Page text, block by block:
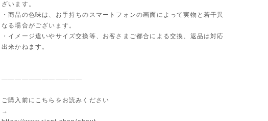
ざいます。
・商品の色味は、お手持ちのスマートフォンの画面によって実物と若干異
なる場合がございます。
・イメージ違いやサイズ交換等、お客さまご都合による交換、返品は対応
出来かねます。
————————————
ご購入前にこちらをお読みください
→